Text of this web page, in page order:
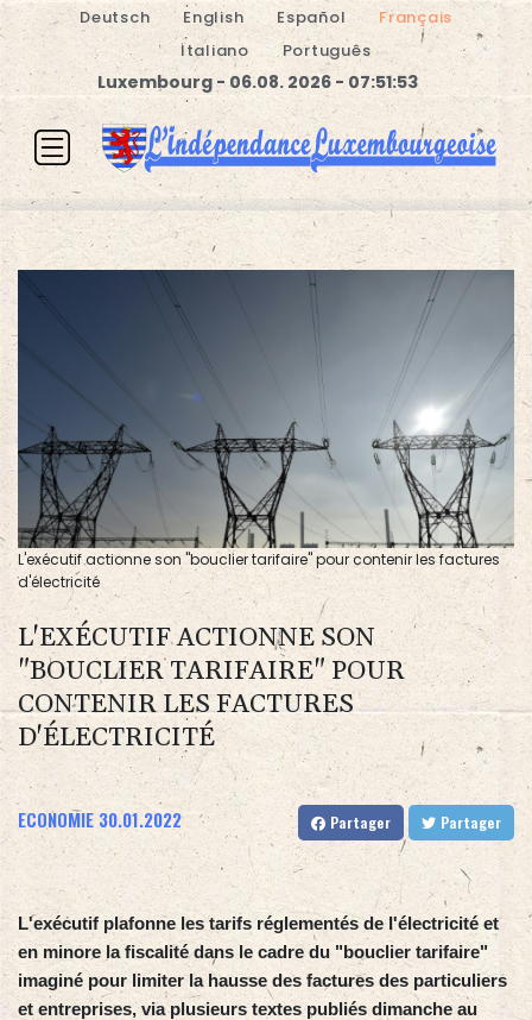
Deutsch English Español
Français
Italiano
Português
Luxembourg - 06.08. 2026 - 07:51:53
L'exécutif actionne son "bouclier tarifaire" pour contenir les factures
d'électricité
L'EXÉCUTIF ACTIONNE SON
"BOUCLIER TARIFAIRE" POUR
CONTENIR LES FACTURES
D'ÉLECTRICITÉ
ECONOMIE 30.01.2022 Partager Partager
L'exécutif plafonne les tarifs réglementés de l'électricité et
en minore la fiscalité dans le cadre du "bouclier tarifaire"
imaginé pour limiter la hausse des factures des particuliers
et entreprises, via plusieurs textes publiés dimanche au